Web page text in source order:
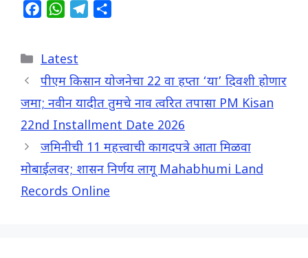
e
b
o
k
W
t
s
A
p
g
r
m
e
Categories
Latest
पीएम किसान योजनेचा 22 वा हप्ता ‘या’ दिवशी होणार
जमा; नवीन यादीत तुमचे नाव त्वरित तपासा PM Kisan
22nd Installment Date 2026
जमिनीची 11 महत्त्वाची कागदपत्रे आता मिळवा
मोबाईलवर; शासन निर्णय लागू Mahabhumi Land
Records Online